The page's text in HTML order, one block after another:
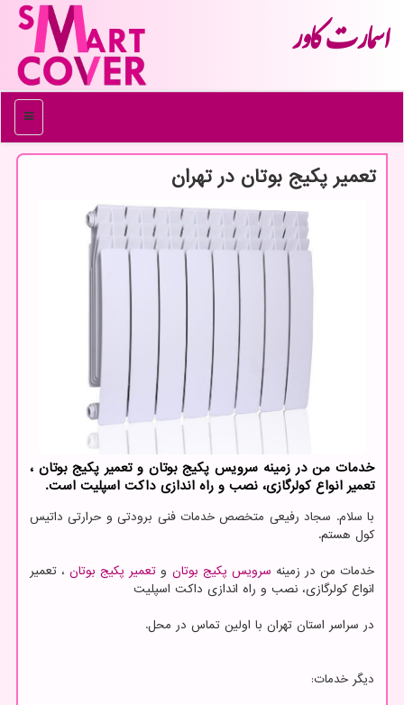
اسمارت كاور
منو
تعمیر پكیج بوتان در تهران
خدمات من در زمینه سرویس پكیج بوتان و تعمیر پكیج بوتان ،
تعمیر انواع كولرگازی، نصب و راه اندازی داكت اسپلیت است.
با سلام. سجاد رفیعی متخصص خدمات فنی برودتی و حرارتی داتیس
کول هستم.
خدمات من در زمینه سرویس پکیج بوتان و تعمیر پکیج بوتان، تعمیر
انواع کولرگازی، نصب و راه اندازی داکت اسپلیت
در سراسر استان تهران با اولین تماس در محل.
دیگر خدمات: